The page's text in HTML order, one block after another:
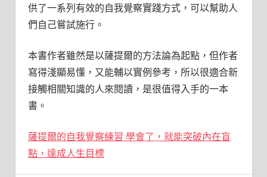
供了一系列有效的自我覺察實踐方式，可以幫助人
們自己嘗試施行。
本書作者雖然是以薩提爾的方法論為起點，但作者
寫得淺顯易懂，又能輔以實例參考，所以很適合新
接觸相關知識的人來閱讀，是很值得入手的一本
書。
薩提爾的自我覺察練習 學會了，就能突破內在盲
點，達成人生目標